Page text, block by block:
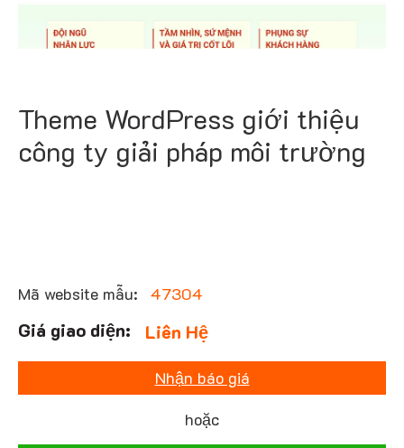
Theme WordPress giới thiệu
công ty giải pháp môi trường
Mã website mẫu: 47304
Liên Hệ
Nhận báo giá
hoặc